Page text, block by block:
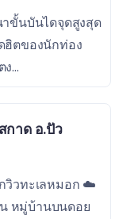
ขั้นบันไดจุดสูงสุด
ตของนักท่อง
...
กาด อ.ปัว
วิวทะเลหมอก ☁️
หมู่บ้านบนดอย